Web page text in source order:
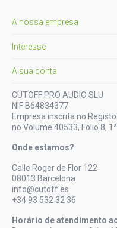
A nossa empresa
Interesse
A sua conta
CUTOFF PRO AUDIO SLU
NIF B64834377
Empresa inscrita no
no Volume 40533, Folio 8,
Onde estamos?
Calle Roger de Flor 122
08013 Barcelona
info@cutoff.es
+34 93 532 32 36
Horário de atendimento